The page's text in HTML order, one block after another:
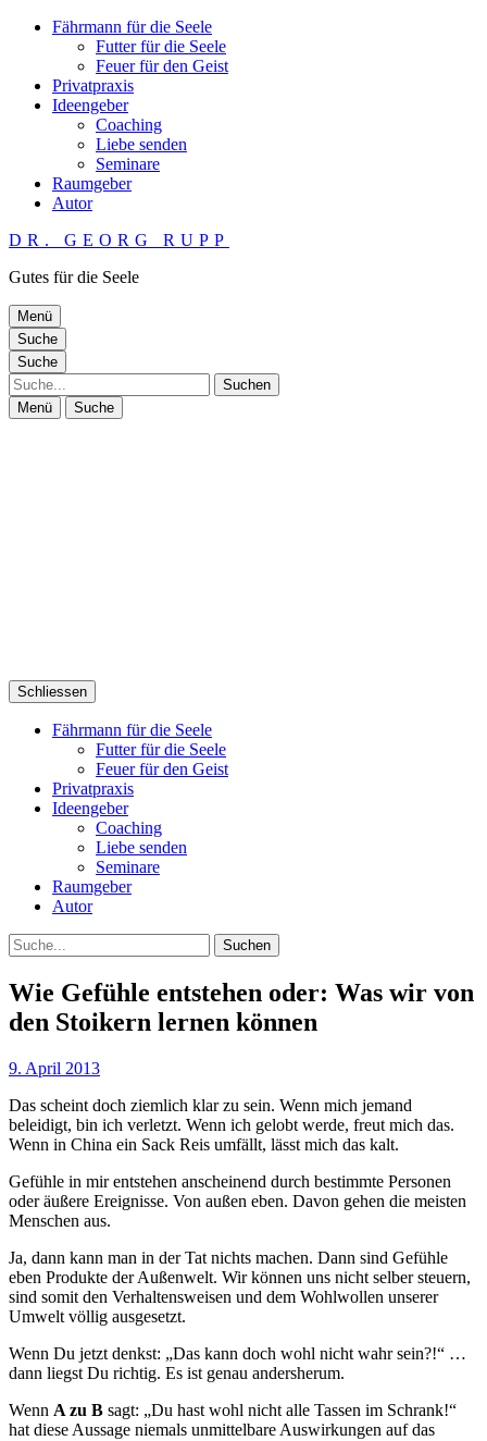
Fährmann für die Seele
Futter für die Seele
Feuer für den Geist
Privatpraxis
Ideengeber
Coaching
Liebe senden
Seminare
Raumgeber
Autor
DR. GEORG RUPP
Gutes für die Seele
Menü
Suche
Suche
Suche
Menü Suche
Schliessen
Fährmann für die Seele
Futter für die Seele
Feuer für den Geist
Privatpraxis
Ideengeber
Coaching
Liebe senden
Seminare
Raumgeber
Autor
Suche
Wie Gefühle entstehen oder: Was wir von
den Stoikern lernen können
9. April 2013
Das scheint doch ziemlich klar zu sein. Wenn mich jemand
beleidigt, bin ich verletzt. Wenn ich gelobt werde, freut mich das.
Wenn in China ein Sack Reis umfällt, lässt mich das kalt.
Gefühle in mir entstehen anscheinend durch bestimmte Personen
oder äußere Ereignisse. Von außen eben. Davon gehen die meisten
Menschen aus.
Ja, dann kann man in der Tat nichts machen. Dann sind Gefühle
eben Produkte der Außenwelt. Wir können uns nicht selber steuern,
sind somit den Verhaltensweisen und dem Wohlwollen unserer
Umwelt völlig ausgesetzt.
Wenn Du jetzt denkst: „Das kann doch wohl nicht wahr sein?!“ …
dann liegst Du richtig. Es ist genau andersherum.
Wenn A zu B sagt: „Du hast wohl nicht alle Tassen im Schrank!“
hat diese Aussage niemals unmittelbare Auswirkungen auf das